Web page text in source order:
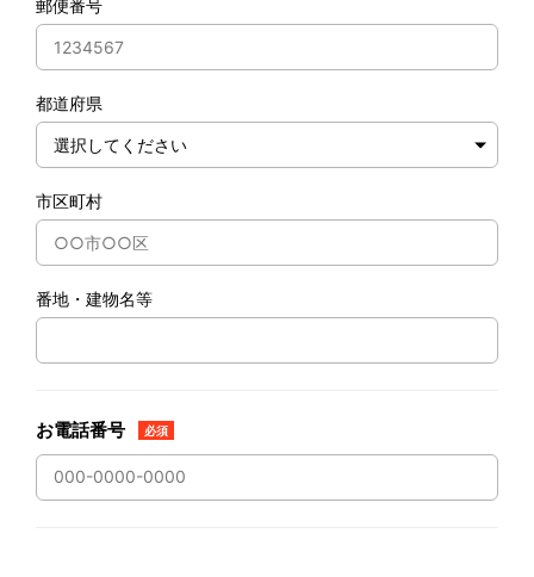
郵便番号
都道府県
市区町村
番地・建物名等
お電話番号 必須